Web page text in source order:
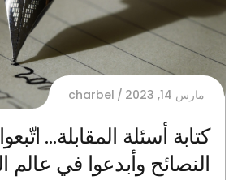
مارس 14, 2023 charbel
كتابة أسئلة المقابلة…
النصائح وأبدعوا في عالم